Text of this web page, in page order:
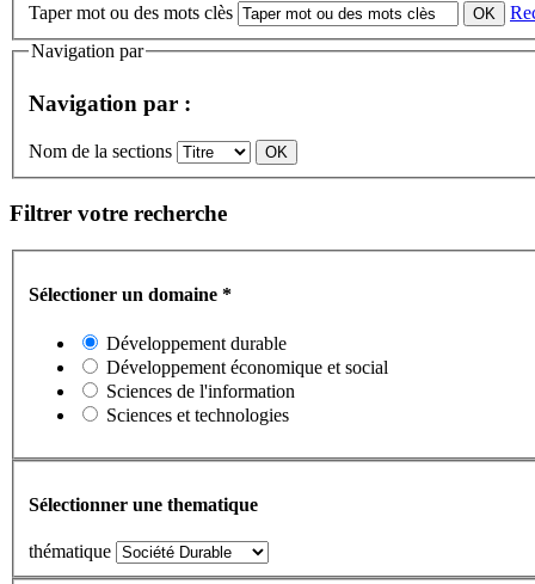
Taper mot ou des mots clès
Navigation par
Navigation par :
Nom de la sections
Filtrer votre recherche
Sélectioner un domaine *
Développement durable
Développement économique et social
Sciences de l'information
Sciences et technologies
Sélectionner une thematique
thématique